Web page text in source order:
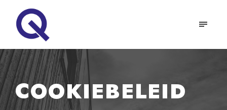
COOKIEBELEID